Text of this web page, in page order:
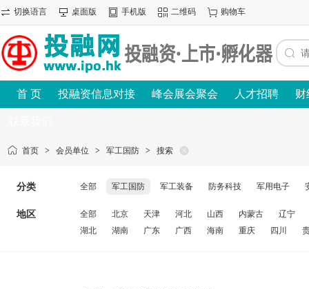
切换语言 桌面版 手机版 二维码 购物车
首 页 投融资信息对接 峰会展会聚会 人才招聘 财
首页 > 会员单位 > 军工国防 > 搜索
分类 全部 军工国防 军工装备 防务科技 军用电子
地区 全部 北京 天津 河北 山西 内蒙古
辽宁
湖北
湖南 广东 广西 海南 重庆 四川